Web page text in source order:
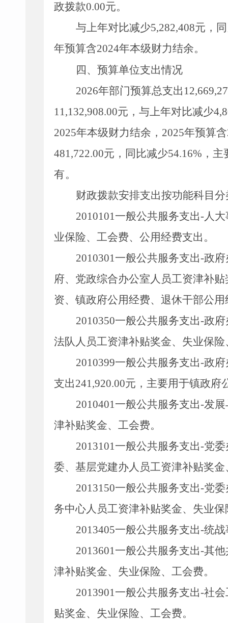
政拨款0.00元。
与上年对比减少5,282,408元，
年预算含2024年本级财力结余。
四、 预算单位支出情况
2026年部门预算总支出
11,132,908.00元，与上年对比减少4,
2025年本级财力结余， 2025年预算含
481,722.00元，同比减少54.16% ，
有。
财政拨款安排支出按功能科目
2010101一般公共服务支出-人
业保险、工会费、公用经费支出。
2010301一般公共服务支出-政府
府、党政综合办公室人员工资津补
资、镇政府公用经费、退休干部公用
2010350一般公共服务支出-政府
法队人员工资津补贴奖金、失业保
2010399一般公共服务支出-政府
支出241,920.00元，主要用于镇政府
2010401一般公共服务支出-发展
津补贴奖金、工会费。
2013101一般公共服务支出-党
委、基层党建办人员工资津补贴奖
2013150一般公共服务支出-党
务中心人员工资津补贴奖金、失业
2013405一般公共服务支出-统战
2013601一般公共服务支出-其他
津补贴奖金、失业保险、工会费。
2013901一般公共服务支出-社会
贴奖金、失业保险、工会费。